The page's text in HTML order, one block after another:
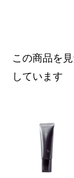
この商品を
しています